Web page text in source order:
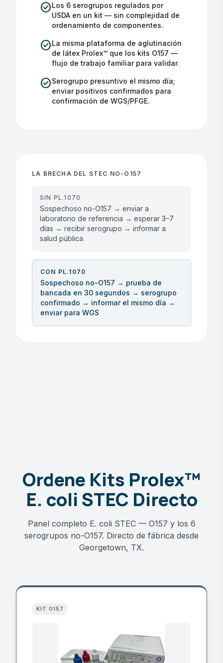
check_circle Los 6 serogrupos regulados por
USDA en un kit — sin complejidad de
ordenamiento de componentes.
check_circle La misma plataforma de aglutinación
de látex Prolex™ que los kits O157 —
flujo de trabajo familiar para validar.
check_circleSerogrupo presuntivo el mismo día;
enviar positivos confirmados para
confirmación de WGS/PFGE.
LA BRECHA DEL STEC NO-O157
SIN PL.1070
Sospechoso no-O157 → enviar a
laboratorio de referencia → esperar 3–7
días → recibir serogrupo → informar a
salud pública
CON PL.1070
Sospechoso no-O157 → prueba de
bancada en 30 segundos → serogrupo
confirmado → informar el mismo día →
enviar para WGS
Ordene Kits Prolex™
E. coli STEC Directo
Panel completo E. coli STEC — O157 y los 6
serogrupos no-O157. Directo de fábrica desde
Georgetown, TX.
KIT O157